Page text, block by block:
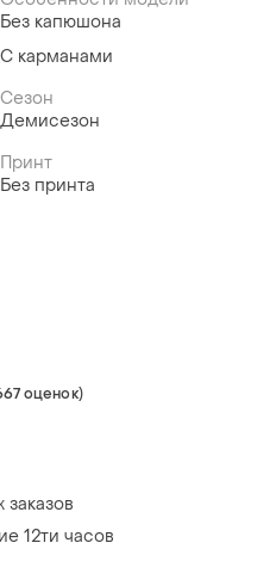
Без капюшона
С карманами
Сезон
Демисезон
Принт
Без принта
оценок)
12ти часов